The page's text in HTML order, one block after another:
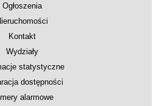
Ogłoszenia
Kontakt
Wydziały
statystyczne
dostępności
alarmowe